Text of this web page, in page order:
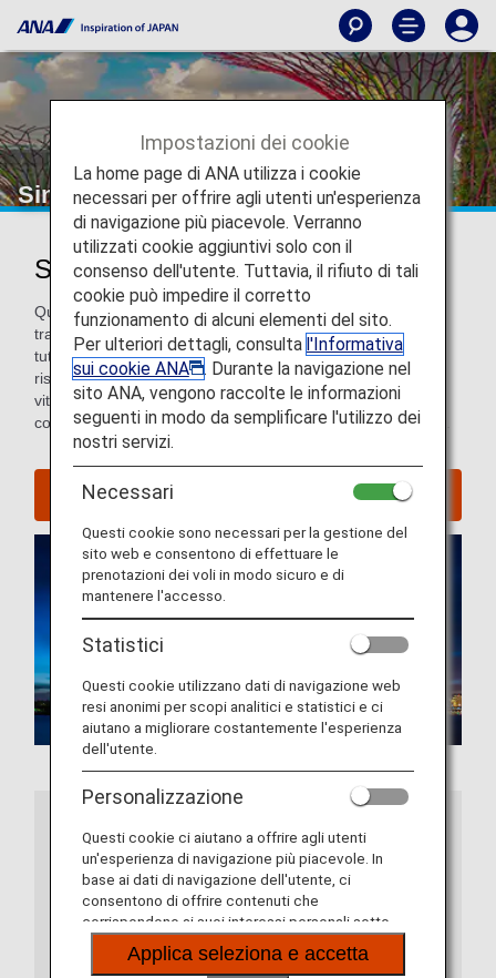
Singapore
Scopri Singapore
Questa piccola città-stato, che ospita uno dei porti più
trafficati del mondo, è un mosaico di culture provenienti da
tutta la regione e da tutto il mondo. Conosciutissima per i
ristoranti molto frequentati, i centri commerciali e la vivace
vita notturna, Singapore è il luogo ideale per una sosta o
come punto di partenza per un viaggio nel Sud-est asiatico.
Trova voli per Singapore
Impostazioni dei cookie
La home page di ANA utilizza i cookie
necessari per offrire agli utenti un'esperienza
di navigazione più piacevole. Verranno
utilizzati cookie aggiuntivi solo con il
consenso dell'utente. Tuttavia, il rifiuto di tali
cookie può impedire il corretto
funzionamento di alcuni elementi del sito.
Per ulteriori dettagli, consulta l'Informativa
sui cookie ANA
. Durante la navigazione nel
sito ANA, vengono raccolte le informazioni
seguenti in modo da semplificare l'utilizzo dei
nostri servizi.
Necessari
Questi cookie sono necessari per la gestione del
sito web e consentono di effettuare le
prenotazioni dei voli in modo sicuro e di
mantenere l'accesso.
Statistici
Questi cookie utilizzano dati di navigazione web
resi anonimi per scopi analitici e statistici e ci
aiutano a migliorare costantemente l'esperienza
dell'utente.
Personalizzazione
Questi cookie ci aiutano a offrire agli utenti
un'esperienza di navigazione più piacevole. In
base ai dati di navigazione dell'utente, ci
consentono di offrire contenuti che
corrispondono ai suoi interessi personali sotto
forma di siti web, e-mail, social media e pubblicità.
Applica seleziona e accetta